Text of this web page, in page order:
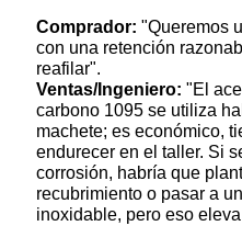
Comprador: "Queremos
con una retención
reafilar".
Ventas/Ingeniero: "El
carbono 1095 se utiliza
machete; es económico,
endurecer en el taller. Si
corrosión, habría que
recubrimiento o pasar a
inoxidable, pero eso